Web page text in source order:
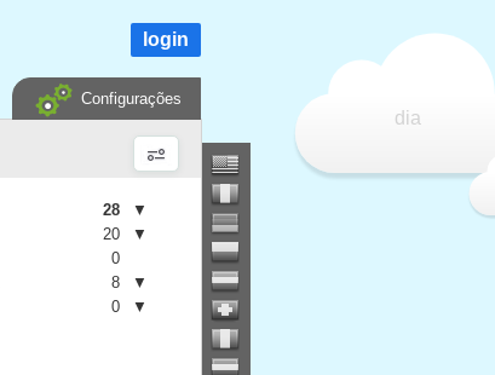
dia
login
Configurações
28
▼
20
▼
0
8
▼
0 ▼